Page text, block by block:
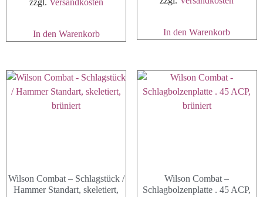
In den Warenkorb In den Warenkorb
Wilson Combat – Schlagstück /
Hammer Standart, skeletiert,
Wilson Combat –
Schlagbolzenplatte . 45 ACP,